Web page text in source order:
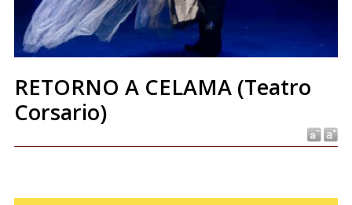
RETORNO A CELAMA (Teatro
Corsario)